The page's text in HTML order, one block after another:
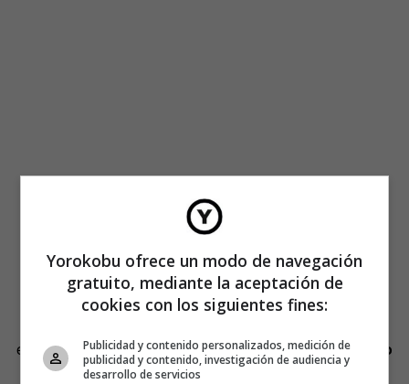
experimentado, como unpsicólogo o uncoachformado
en este método.
Yorokobu ofrece un modo de navegación
gratuito, mediante la aceptación de
cookies con los siguientes fines:
Publicidad y contenido personalizados, medición de
publicidad y contenido, investigación de audiencia y
desarrollo de servicios